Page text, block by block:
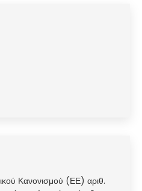
Κανονισμού (ΕΕ) αριθ.